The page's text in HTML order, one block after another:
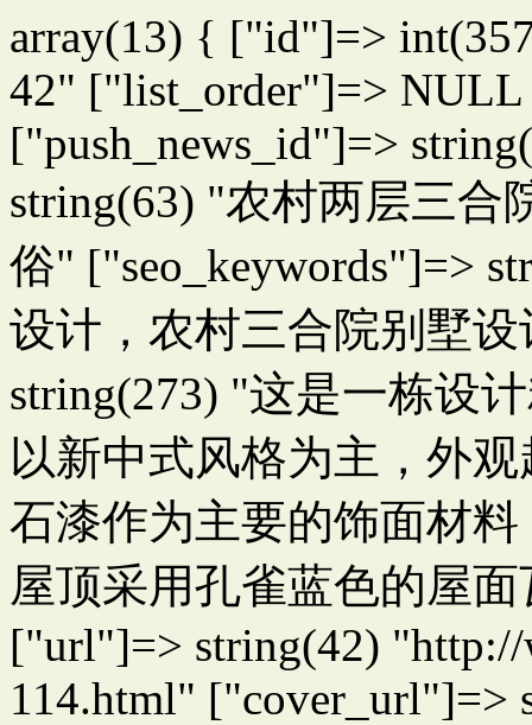
array(13) { ["id"]=>
42" ["list_order"]=>
["push_news_id"]=>
string(63) "农村两层三合
俗" ["seo_keywords"]=>
设计，农村三合院别墅设
string(273) "这是一栋设
以新中式风格为主，外
石漆作为主要的饰面材
屋顶采用孔雀蓝色的屋
["url"]=> string(42) "http://
114.html" ["cover_url"]=>